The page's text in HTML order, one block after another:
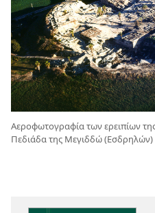
Αεροφωτογραφία των ερειπίων
Πεδιάδα της Μεγιδδώ (Εσδρηλών)